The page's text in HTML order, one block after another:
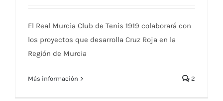
El Real Murcia Club de Tenis 1919 colaborará con
los proyectos que desarrolla Cruz Roja en la
Región de Murcia
Más información 2